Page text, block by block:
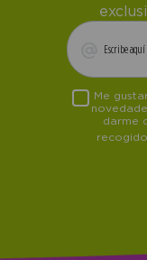
Me
darme